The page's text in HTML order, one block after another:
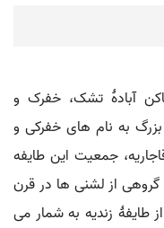
آبادۀ تشک، خفرک و
به نام های خفرکی و
جمعیت این طایفه
بر ۱۵۰۰ خانوار بود. گروهی از لشنی ها در قرن
طایفۀ زندیه به شمار می